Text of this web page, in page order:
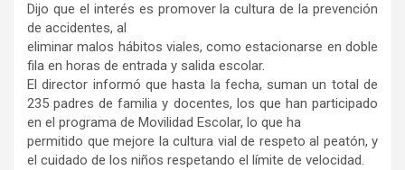
Dijo que el interés es promover la cultura de la prevención
de accidentes, al
eliminar malos hábitos viales, como estacionarse en doble
fila en horas de entrada y salida escolar.
El director informó que hasta la fecha, suman un total de
235 padres de familia y docentes, los que han participado
en el programa de Movilidad Escolar, lo que ha
permitido que mejore la cultura vial de respeto al peatón, y
el cuidado de los niños respetando el límite de velocidad.